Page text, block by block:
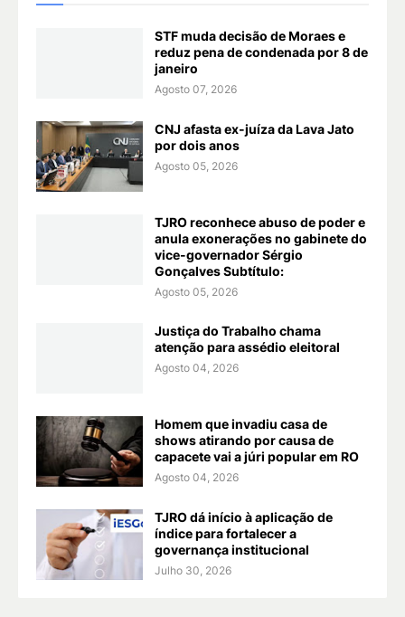
STF muda decisão de Moraes e
reduz pena de condenada por 8 de
janeiro
Agosto 07, 2026
CNJ afasta ex-juíza da Lava Jato
por dois anos
Agosto 05, 2026
TJRO reconhece abuso de poder e
anula exonerações no gabinete do
vice-governador Sérgio
Gonçalves Subtítulo:
Agosto 05, 2026
Justiça do Trabalho chama
atenção para assédio eleitoral
Agosto 04, 2026
Homem que invadiu casa de
shows atirando por causa de
capacete vai a júri popular em RO
Agosto 04, 2026
TJRO dá início à aplicação de
índice para fortalecer a
governança institucional
Julho 30, 2026